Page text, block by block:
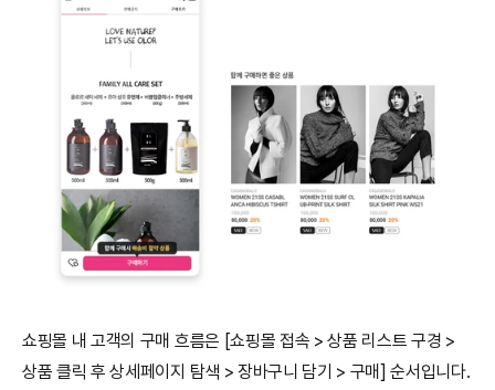
쇼핑몰 내 고객의 구매 흐름은 [쇼핑몰 접속 > 상품 리스트 구경 >
상품 클릭 후 상세페이지 탐색 > 장바구니 담기 > 구매] 순서입니다.